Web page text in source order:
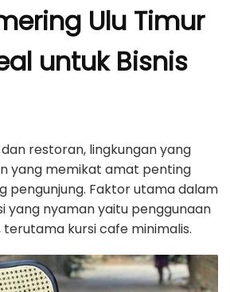
Ulu Timur
untuk Bisnis
restoran, lingkungan yang
yang memikat amat penting
pengunjung. Faktor utama dalam
yang nyaman yaitu penggunaan
kursi cafe minimalis.